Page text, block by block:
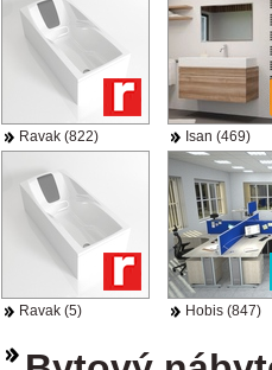
Ravak (822) Isan (469)
Ravak (5) Hobis (847)